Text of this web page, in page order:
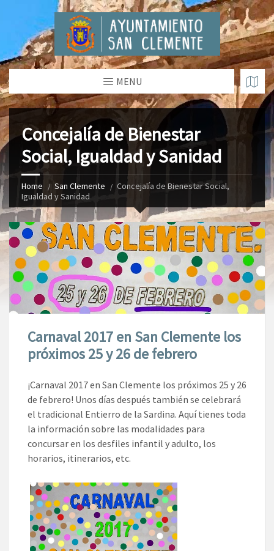
MENU
Concejalía de Bienestar
Social, Igualdad y Sanidad
Home San Clemente
Concejalía de Bienestar Social,
Igualdad y Sanidad
Carnaval 2017 en San Clemente los
próximos 25 y 26 de febrero
¡Carnaval 2017 en San Clemente los próximos 25 y 26
de febrero! Unos días después también se celebrará
el tradicional Entierro de la Sardina. Aquí tienes toda
la información sobre las modalidades para
concursar en los desfiles infantil y adulto, los
horarios, itinerarios, etc.